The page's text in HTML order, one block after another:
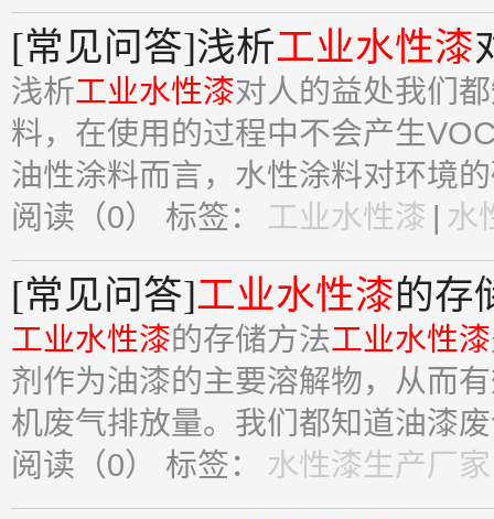
[常见问答]浅析工业水性漆
浅析工业水性漆对人的益处我们
料，在使用的过程中不会产生
油性涂料而言，水性涂料对环境
阅读（0） 标签： 工业水性漆 | 水
[常见问答]工业水性漆的存
工业水性漆的存储方法工业水性漆
剂作为油漆的主要溶解物，从而
机废气排放量。我们都知道油漆
阅读（0） 标签： 水性漆生产厂家